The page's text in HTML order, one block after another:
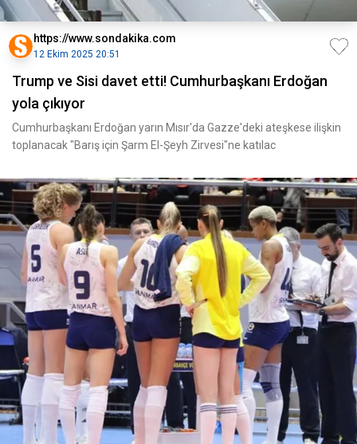
https://www.sondakika.com
12 Ekim 2025 20:51
Trump ve Sisi davet etti! Cumhurbaşkanı Erdoğan
yola çıkıyor
Cumhurbaşkanı Erdoğan yarın Mısır'da Gazze'deki ateşkese ilişkin
toplanacak "Barış için Şarm El-Şeyh Zirvesi"ne katılac